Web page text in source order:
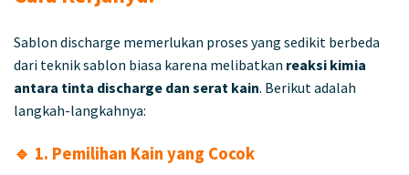
Sablon discharge memerlukan proses yang sedikit berbeda
dari teknik sablon biasa karena melibatkan reaksi kimia
antara tinta discharge dan serat kain. Berikut adalah
langkah-langkahnya:
🔹 1. Pemilihan Kain yang Cocok